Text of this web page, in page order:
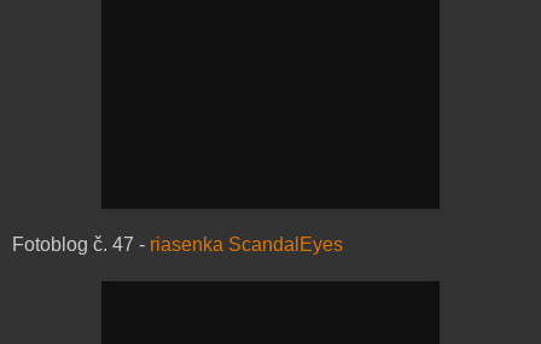
Fotoblog č. 47 - riasenka ScandalEyes